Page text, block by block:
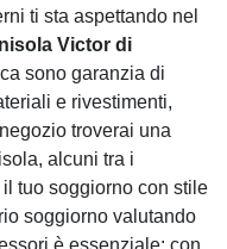
ti sta aspettando nel
Victor di
sono garanzia di
e rivestimenti,
troverai una
alcuni tra i
tuo soggiorno con stile
soggiorno valutando